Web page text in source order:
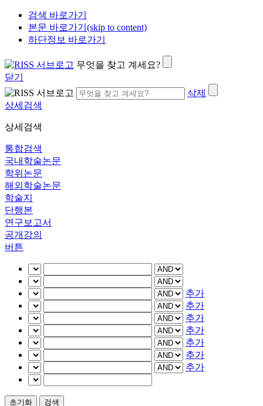
검색 바로가기
본문 바로가기(skip to content)
하단정보 바로가기
무엇을 찾고 계세요?
닫기
삭제
상세검색
상세검색
통합검색
국내학술논문
학위논문
해외학술논문
학술지
단행본
연구보고서
공개강의
버튼
추가
추가
추가
추가
추가
추가
추가